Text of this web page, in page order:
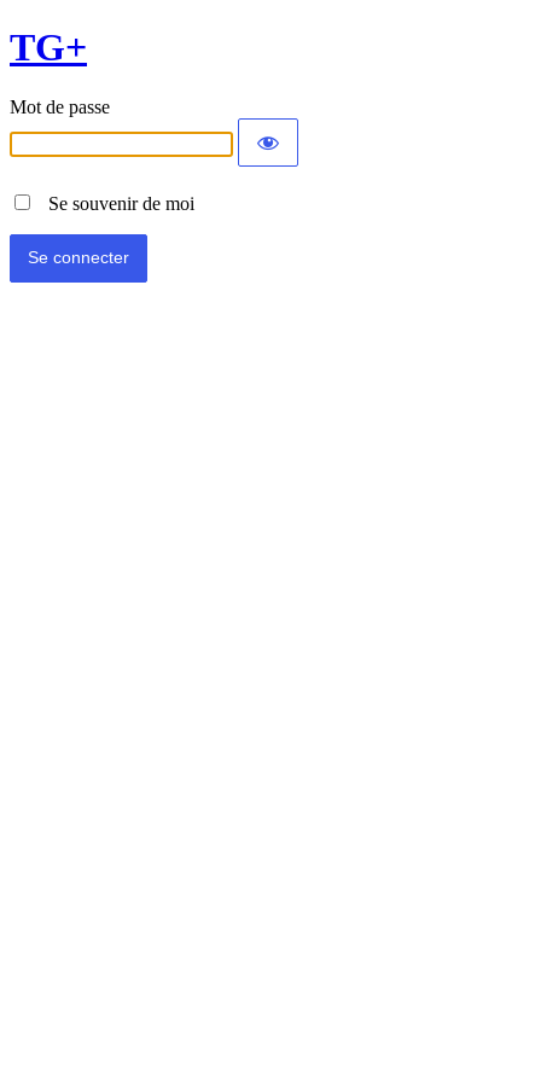
TG+
Mot de passe
Se souvenir de moi